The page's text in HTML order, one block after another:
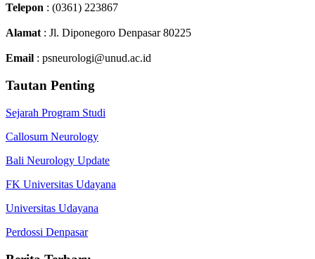
Telepon : (0361) 223867
Alamat : Jl. Diponegoro Denpasar 80225
Email : psneurologi@unud.ac.id
Tautan Penting
Sejarah Program Studi
Callosum Neurology
Bali Neurology Update
FK Universitas Udayana
Universitas Udayana
Perdossi Denpasar